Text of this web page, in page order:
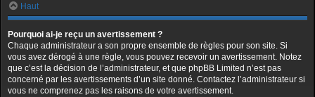
Haut
Pourquoi ai-je reçu un avertissement ?
Chaque administrateur a son propre ensemble de règles pour son site. Si
vous avez dérogé à une règle, vous pouvez recevoir un avertissement. Notez
que c’est la décision de l’administrateur, et que phpBB Limited n’est pas
concerné par les avertissements d’un site donné. Contactez l’administrateur si
vous ne comprenez pas les raisons de votre avertissement.